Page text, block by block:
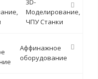
3D-
Моделирование,
ЧПУ Станки
Аффинажное
оборудование